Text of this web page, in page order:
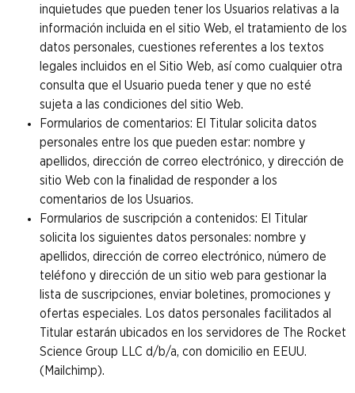
inquietudes que pueden tener los Usuarios relativas a la
información incluida en el sitio Web, el tratamiento de los
datos personales, cuestiones referentes a los textos
legales incluidos en el Sitio Web, así como cualquier otra
consulta que el Usuario pueda tener y que no esté
sujeta a las condiciones del sitio Web.
Formularios de comentarios: El Titular solicita datos
personales entre los que pueden estar: nombre y
apellidos, dirección de correo electrónico, y dirección de
sitio Web con la finalidad de responder a los
comentarios de los Usuarios.
Formularios de suscripción a contenidos: El Titular
solicita los siguientes datos personales: nombre y
apellidos, dirección de correo electrónico, número de
teléfono y dirección de un sitio web para gestionar la
lista de suscripciones, enviar boletines, promociones y
ofertas especiales. Los datos personales facilitados al
Titular estarán ubicados en los servidores de The Rocket
Science Group LLC d/b/a, con domicilio en EEUU.
(Mailchimp).